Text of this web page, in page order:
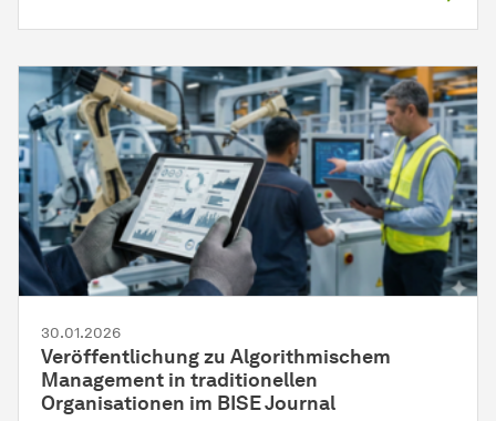
30.01.2026
Veröffentlichung zu Algorithmischem
Management in traditionellen
Organisationen im BISE Journal